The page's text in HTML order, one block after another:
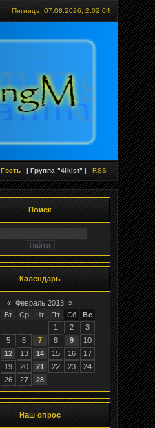
Пятница, 07.08.2026, 2:02:04
Гость | Группа "4ikist" | RSS
Поиск
Календарь
« Февраль 2013 »
Вт Ср Чт Пт Сб
Вс
1
2
3
5 6 7 8 9
10
12 13 14 15 16
17
19 20 21 22 23
24
26 27 28
Наш опрос